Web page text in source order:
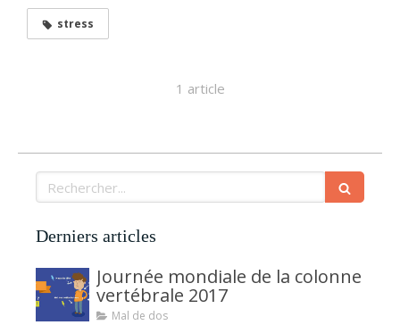
stress
1 article
Rechercher
Derniers articles
Journée mondiale de la colonne
vertébrale 2017
Mal de dos